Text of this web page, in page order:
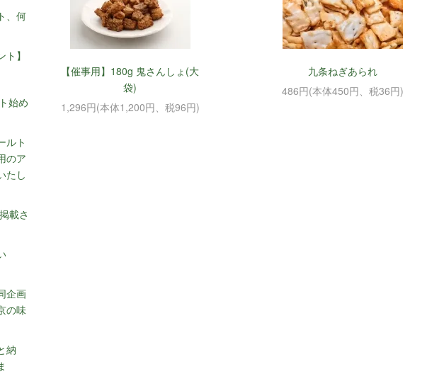
【催事用】180g 鬼さんしょ(大
袋)
1,296円(本体1,200円、税96円)
九条ねぎあられ
486円(本体450円、税36円)
、何
ト】
始め
ルト
のア
たし
載さ
企画
の味
納